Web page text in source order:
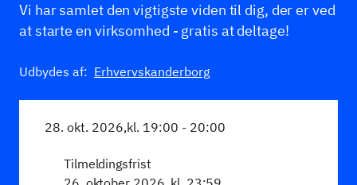
Vi har samlet den vigtigste viden til dig, der er ved
at starte en virksomhed - gratis at deltage!
Udbydes af: Erhvervskanderborg
28. okt. 2026,kl. 19:00 - 20:00
Tilmeldingsfrist